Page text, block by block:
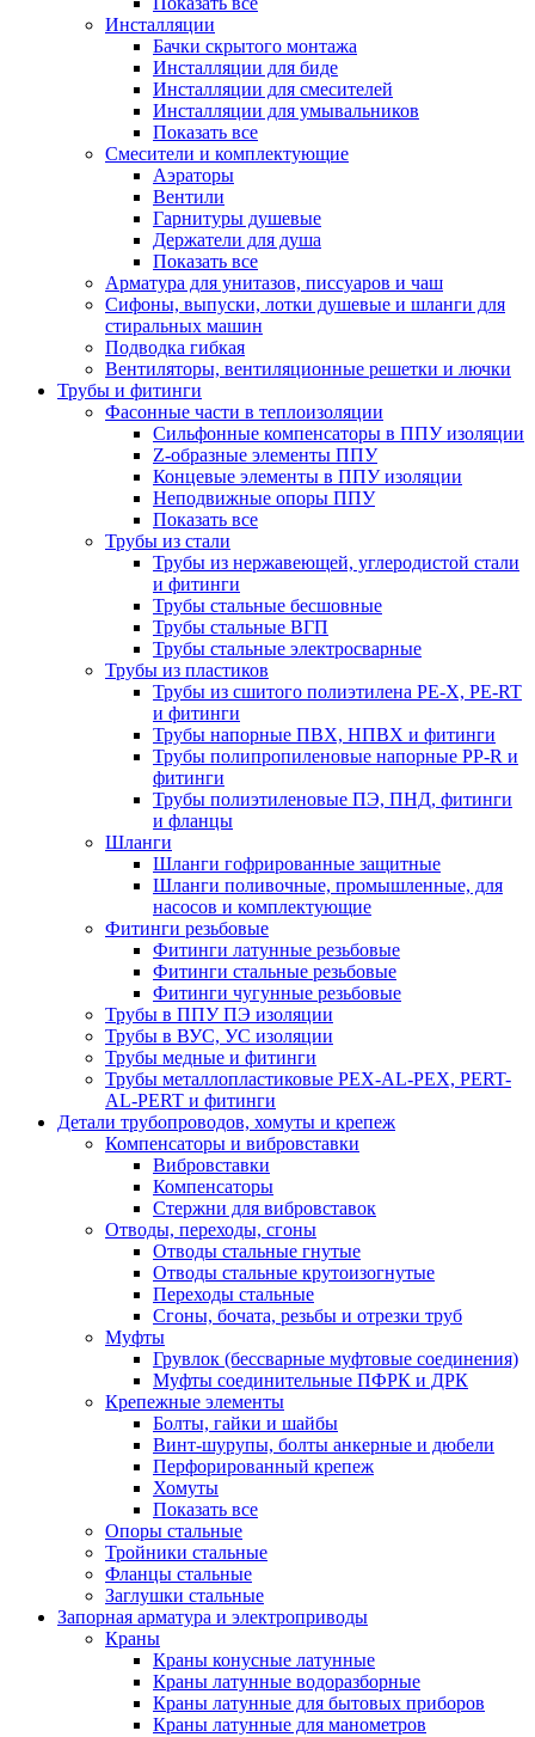
Инсталляции
Бачки скрытого монтажа
Инсталляции для биде
Инсталляции для смесителей
Инсталляции для умывальников
Показать все
Смесители и комплектующие
Аэраторы
Вентили
Гарнитуры душевые
Держатели для душа
Показать все
Арматура для унитазов, писсуаров и чаш
Сифоны, выпуски, лотки душевые и шланги для
стиральных машин
Подводка гибкая
Вентиляторы, вентиляционные решетки и лючки
Трубы и фитинги
Фасонные части в теплоизоляции
Cильфонные компенсаторы в ППУ изоляции
Z-образные элементы ППУ
Концевые элементы в ППУ изоляции
Неподвижные опоры ППУ
Показать все
Трубы из стали
Трубы из нержавеющей, углеродистой стали
и фитинги
Трубы стальные бесшовные
Трубы стальные ВГП
Трубы стальные электросварные
Трубы из пластиков
Трубы из сшитого полиэтилена PE-X, PE-RT
и фитинги
Трубы напорные ПВХ, НПВХ и фитинги
Трубы полипропиленовые напорные PP-R и
фитинги
Трубы полиэтиленовые ПЭ, ПНД, фитинги
и фланцы
Шланги
Шланги гофрированные защитные
Шланги поливочные, промышленные, для
насосов и комплектующие
Фитинги резьбовые
Фитинги латунные резьбовые
Фитинги стальные резьбовые
Фитинги чугунные резьбовые
Трубы в ППУ ПЭ изоляции
Трубы в ВУС, УС изоляции
Трубы медные и фитинги
Трубы металлопластиковые PEX-AL-PEX, PERT-
AL-PERT и фитинги
Детали трубопроводов, хомуты и крепеж
Компенсаторы и вибровставки
Вибровставки
Компенсаторы
Стержни для вибровставок
Отводы, переходы, сгоны
Отводы стальные гнутые
Отводы стальные крутоизогнутые
Переходы стальные
Сгоны, бочата, резьбы и отрезки труб
Муфты
Грувлок (бессварные муфтовые соединения)
Муфты соединительные ПФРК и ДРК
Крепежные элементы
Болты, гайки и шайбы
Винт-шурупы, болты анкерные и дюбели
Перфорированный крепеж
Хомуты
Показать все
Опоры стальные
Тройники стальные
Фланцы стальные
Заглушки стальные
Запорная арматура и электроприводы
Краны
Краны конусные латунные
Краны латунные водоразборные
Краны латунные для бытовых приборов
Краны латунные для манометров